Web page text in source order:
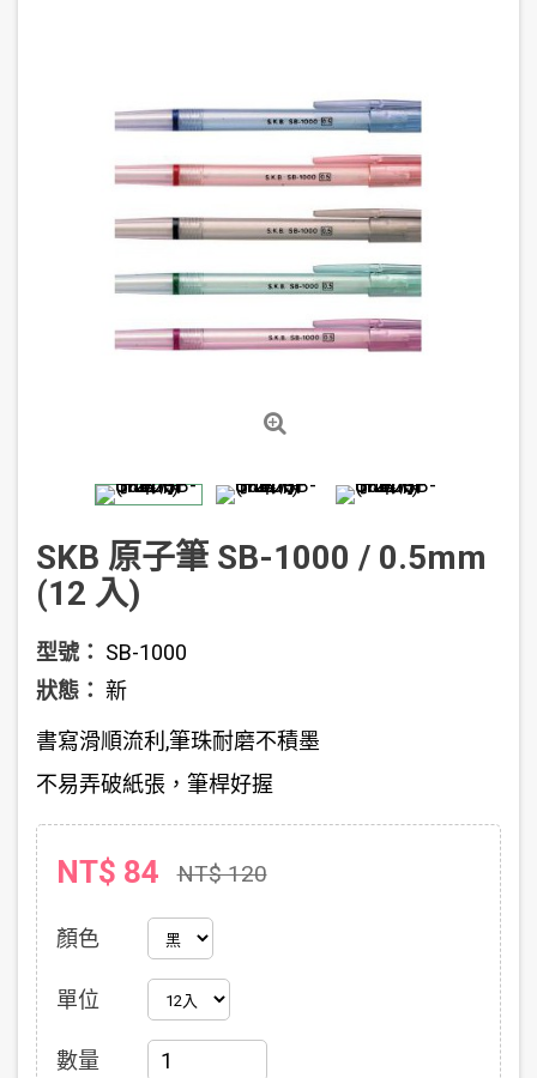
SKB 原子筆 SB-1000 / 0.5mm
(12 入)
型號： SB-1000
狀態： 新
書寫滑順流利,筆珠耐磨不積墨
不易弄破紙張，筆桿好握
NT$ 84 NT$ 120
顏色
單位
數量